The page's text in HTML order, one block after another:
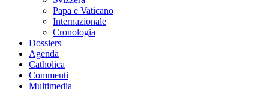
Papa e Vaticano
Internazionale
Cronologia
Dossiers
Agenda
Catholica
Commenti
Multimedia